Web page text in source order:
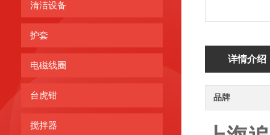
清洁设备
护套
电磁线圈
台虎钳
搅拌器
详情介绍
品牌